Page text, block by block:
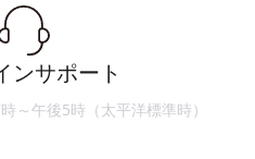
ンサポート
～午後5時（太平洋標準時）